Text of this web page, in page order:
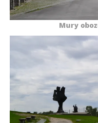
Mury